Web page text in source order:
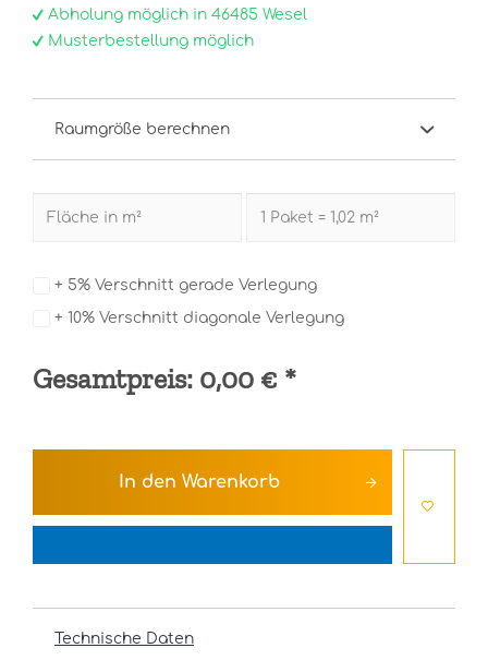
Abholung möglich in 46485 Wesel
Musterbestellung möglich
Raumgröße berechnen
+ 5% Verschnitt gerade Verlegung
+ 10% Verschnitt diagonale Verlegung
Gesamtpreis: 0,00 € *
In den Warenkorb
Technische Daten